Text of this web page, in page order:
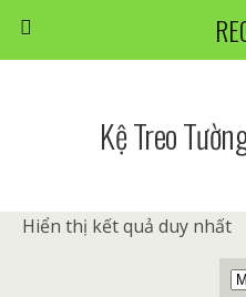
Kệ Treo
Hiển thị kết quả duy nhất